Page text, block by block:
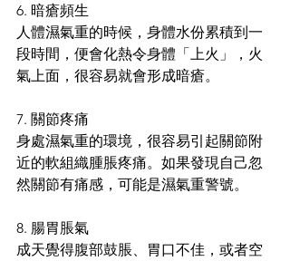
6. 暗瘡頻生
人體濕氣重的時候，身體水份累積到一
段時間，便會化熱令身體「上火」，火
氣上面，很容易就會形成暗瘡。
7. 關節疼痛
身處濕氣重的環境，很容易引起關節附
近的軟組織腫脹疼痛。如果發現自己忽
然關節有痛感，可能是濕氣重警號。
8. 腸胃脹氣
成天覺得腹部鼓脹、胃口不佳，或者空